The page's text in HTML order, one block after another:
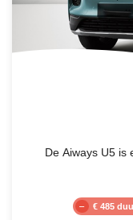
De Aiways U5 is
€ 485